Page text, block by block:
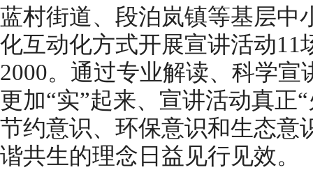
蓝村街道、段泊岚镇等基层中
化互动化方式开展宣讲活动11
2000。通过专业解读、科学
更加“实”起来、宣讲活动真正
节约意识、环保意识和生态意
谐共生的理念日益见行见效。